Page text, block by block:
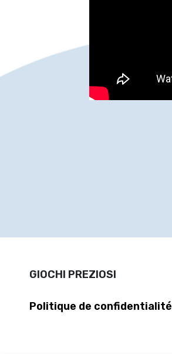
GIOCHI PREZIOSI
Politique de confidentialité